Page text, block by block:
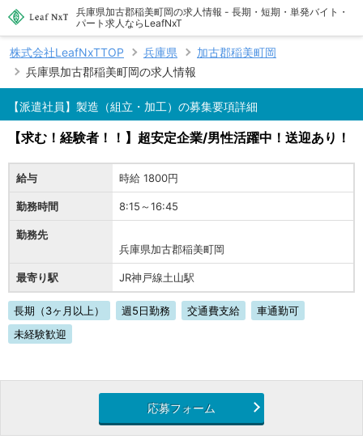
兵庫県加古郡稲美町岡の求人情報 - 長期・短期・単発バイト・
パート求人ならLeafNxT
株式会社LeafNxTTOP 兵庫県
加古郡稲美町岡
兵庫県加古郡稲美町岡の求人情報
【派遣社員】製造（組立・加工）の募集要項詳細
【求む！経験者！！】超安定企業/男性活躍中！送迎あり！
給与 時給 1800円
勤務時間 8:15～16:45
勤務先
兵庫県加古郡稲美町岡
最寄り駅 JR神戸線土山駅
長期（3ヶ月以上） 週5日勤務 交通費支給
車通勤可
未経験歓迎
応募フォーム